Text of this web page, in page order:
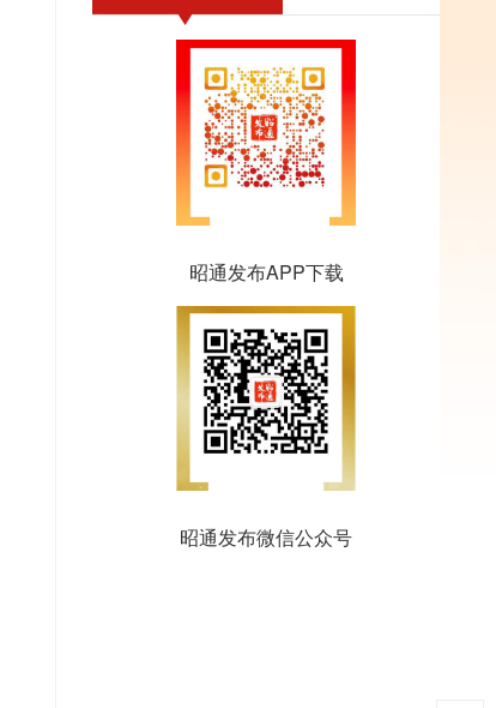
昭通发布APP下载
昭通发布微信公众号